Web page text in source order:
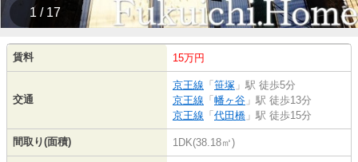
1 / 17
賃料 15万円
交通
京王線 「 笹塚 」駅 徒歩5分
京王線 「 幡ヶ谷 」駅 徒歩13分
京王線 「 代田橋 」駅 徒歩15分
間取り(面積) 1DK(38.18㎡)